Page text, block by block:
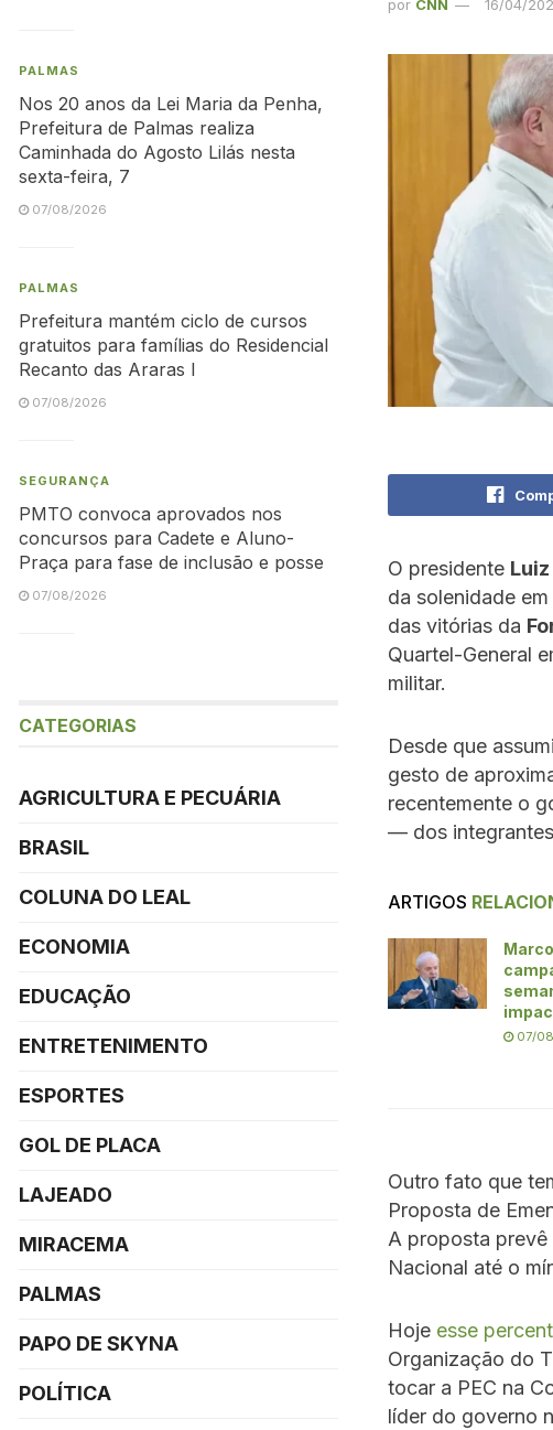
por CNN 16/04/
O presidente
da solenidade
das vitórias da
Quartel-General
militar.
Desde que
gesto de
recentemente o
— dos
ARTIGOS
07/
Outro fato que
Proposta de
A proposta
Nacional até o
Hoje esse
Organização do
tocar a PEC na
líder do governo
PALMAS
Nos 20 anos da Lei Maria da Penha,
Prefeitura de Palmas realiza
Caminhada do Agosto Lilás nesta
sexta-feira, 7
07/08/2026
PALMAS
Prefeitura mantém ciclo de cursos
gratuitos para famílias do Residencial
Recanto das Araras I
07/08/2026
SEGURANÇA
PMTO convoca aprovados nos
concursos para Cadete e Aluno-
Praça para fase de inclusão e posse
07/08/2026
CATEGORIAS
AGRICULTURA E PECUÁRIA
BRASIL
COLUNA DO LEAL
ECONOMIA
EDUCAÇÃO
ENTRETENIMENTO
ESPORTES
GOL DE PLACA
LAJEADO
MIRACEMA
PALMAS
PAPO DE SKYNA
POLÍTICA